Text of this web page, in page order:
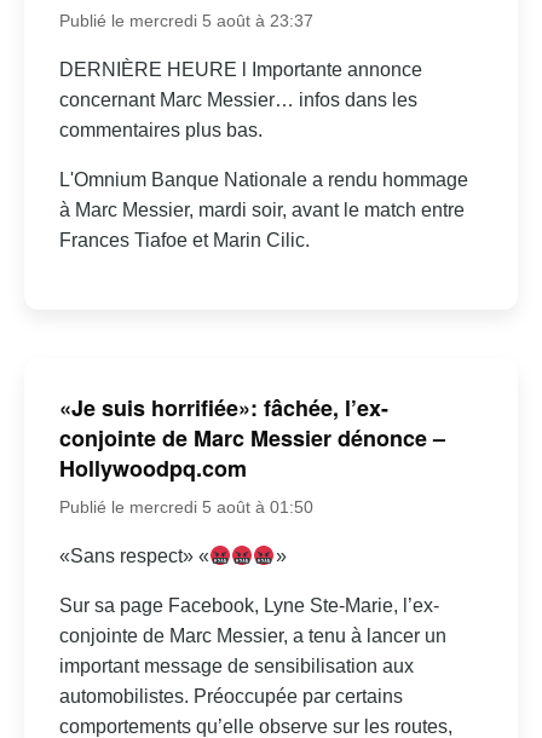
Publié le mercredi 5 août à 23:37
DERNIÈRE HEURE l Importante annonce
concernant Marc Messier… infos dans les
commentaires plus bas.
L'Omnium Banque Nationale a rendu hommage
à Marc Messier, mardi soir, avant le match entre
Frances Tiafoe et Marin Cilic.
«Je suis horrifiée»: fâchée, l’ex-
conjointe de Marc Messier dénonce –
Hollywoodpq.com
Publié le mercredi 5 août à 01:50
«Sans respect» « »
Sur sa page Facebook, Lyne Ste-Marie, l’ex-
conjointe de Marc Messier, a tenu à lancer un
important message de sensibilisation aux
automobilistes. Préoccupée par certains
comportements qu’elle observe sur les routes,